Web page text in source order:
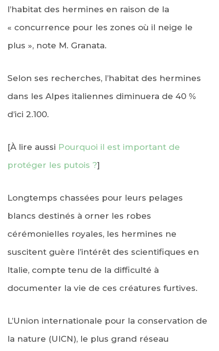
l’habitat des hermines en raison de la
« concurrence pour les zones où il neige le
plus », note M. Granata.
Selon ses recherches, l’habitat des hermines
dans les Alpes italiennes diminuera de 40 %
d’ici 2.100.
[À lire aussi Pourquoi il est important de
protéger les putois ?]
Longtemps chassées pour leurs pelages
blancs destinés à orner les robes
cérémonielles royales, les hermines ne
suscitent guère l’intérêt des scientifiques en
Italie, compte tenu de la difficulté à
documenter la vie de ces créatures furtives.
L’Union internationale pour la conservation de
la nature (UICN), le plus grand réseau